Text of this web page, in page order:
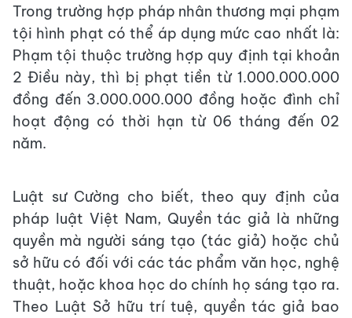
Trong trường hợp pháp nhân thương mại phạm
tội hình phạt có thể áp dụng mức cao nhất là:
Phạm tội thuộc trường hợp quy định tại khoản
2 Điều này, thì bị phạt tiền từ 1.000.000.000
đồng đến 3.000.000.000 đồng hoặc đình chỉ
hoạt động có thời hạn từ 06 tháng đến 02
năm.
Luật sư Cường cho biết, theo quy định của
pháp luật Việt Nam, Quyền tác giả là những
quyền mà người sáng tạo (tác giả) hoặc chủ
sở hữu có đối với các tác phẩm văn học, nghệ
thuật, hoặc khoa học do chính họ sáng tạo ra.
Theo Luật Sở hữu trí tuệ, quyền tác giả bao